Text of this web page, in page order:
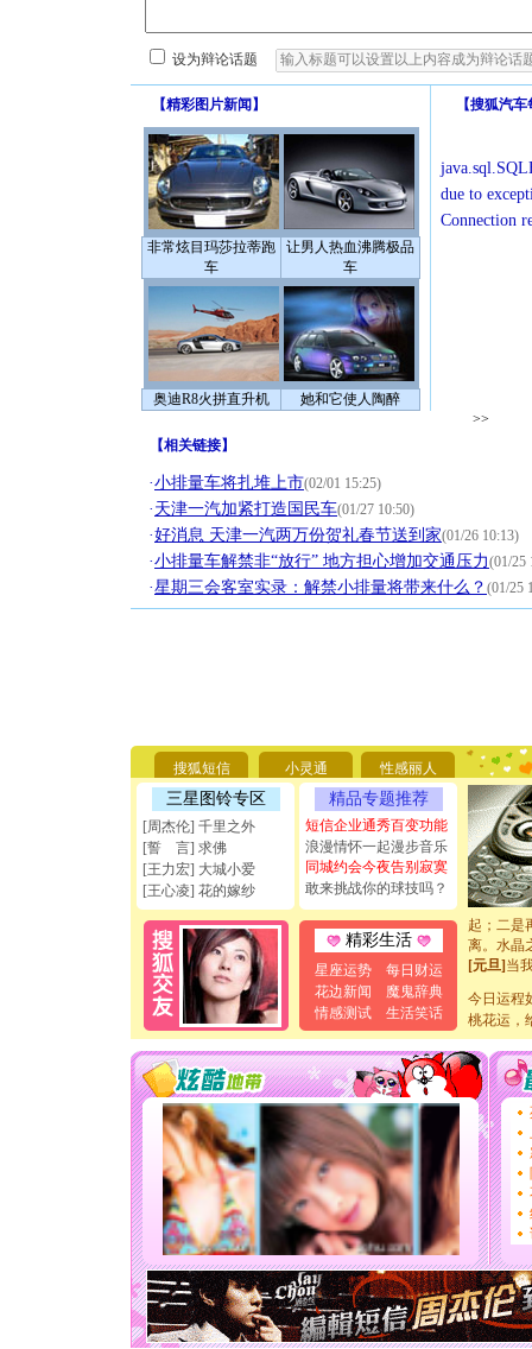
设为辩论话题
【精彩图片新闻 】
非常炫目玛莎拉蒂跑
车
让男人热血沸腾极品
车
奥迪R8火拼直升机 她和它使人陶醉
【搜狐汽车
due to
Connection
>>
【相关链接】
·小排量车将扎堆上市(02/01 15:25)
· 天津一汽加紧打造国民车(01/27 10:50)
·好消息 天津一汽两万份贺礼春节送到家(01/26 10:13)
·小排量车解禁非“放行” 地方担心增加交通压力(01/25
·星期三会客室实录：解禁小排量将带来什么？ (01/25
搜狐短信 小灵通 性感丽人
三星图铃专区
[周杰伦] 千里之外
[誓 言] 求佛
[王力宏] 大城小爱
[王心凌] 花的嫁纱
精品专题推荐
短信企业通秀百变功能
浪漫情怀一起漫步音乐
同城约会今夜告别寂寞
敢来挑战你的球技吗？
精彩生活
星座运势
每日财运
花边新闻
魔鬼辞典
情感测试
生活笑话
能正大光
天都要快
[圣诞节]
如意,快
[元旦]看
断电。爱
你是我专
[元旦]如
起；二是
离。水晶
[元旦] 当
泣，这痛
卖了。水
[春节]风
颜！冬去
道一声平
[春节]传
片叶子是
送你一
[圣诞节]
你太多
要平安
[圣诞节]
能正大
天都要快
[圣诞节]
如意,快
[元旦]看
断电。爱
你是我专
今日运程
桃花运，